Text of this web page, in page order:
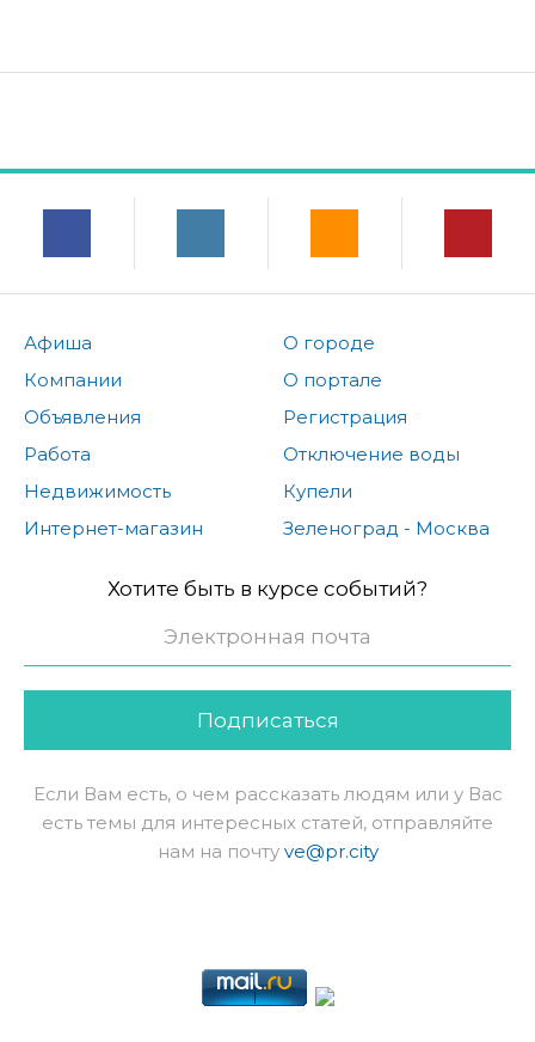
Афиша
Компании
Объявления
Работа
Недвижимость
Интернет-магазин
О городе
О портале
Регистрация
Отключение воды
Купели
Зеленоград - Москва
Хотите быть в курсе событий?
Подписаться
Если Вам есть, о чем рассказать людям или у Вас
есть темы для интересных статей, отправляйте
нам на почту ve@pr.city